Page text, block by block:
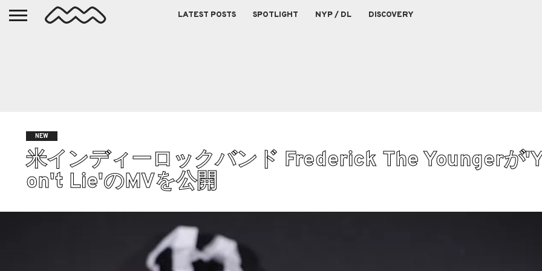
LATEST POSTS SPOTLIGHT NYP / DL DISCOVERY
NEW
米インディーロックバンド Frederick The Youngerが
on't Lie'のMVを公開